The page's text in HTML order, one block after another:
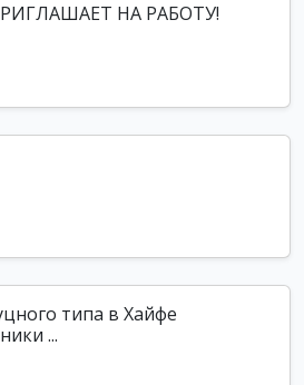
НА РАБОТУ!
типа в Хайфе
...